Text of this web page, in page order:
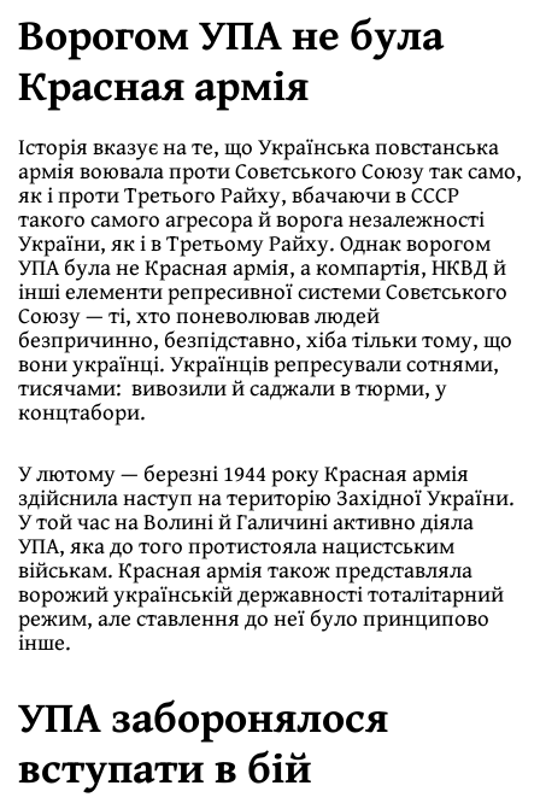
Ворогом УПА не була
Красная армія
Історія вказує на те, що Українська повстанська
армія воювала проти Совєтського Союзу так само,
як і проти Третього Райху, вбачаючи в СССР
такого самого агресора й ворога незалежності
України, як і в Третьому Райху. Однак ворогом
УПА була не Красная армія, а компартія, НКВД й
інші елементи репресивної системи Совєтського
Союзу — ті, хто поневолював людей
безпричинно, безпідставно, хіба тільки тому, що
вони українці. Українців репресували сотнями,
тисячами: вивозили й саджали в тюрми, у
концтабори.
У лютому — березні 1944 року Красная армія
здійснила наступ на територію Західної України.
У той час на Волині й Галичині активно діяла
УПА, яка до того протистояла нацистським
військам. Красная армія також представляла
ворожий українській державності тоталітарний
режим, але ставлення до неї було принципово
інше.
УПА заборонялося
вступати в бій